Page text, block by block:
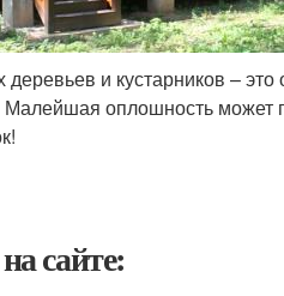
и кустарников –
оплошность может
сайте: